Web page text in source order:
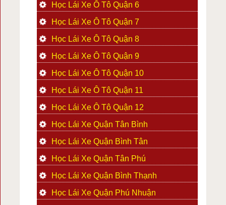
Học Lái Xe Ô Tô Quận 6
Học Lái Xe Ô Tô Quận 7
Học Lái Xe Ô Tô Quận 8
Học Lái Xe Ô Tô Quận 9
Học Lái Xe Ô Tô Quận 10
Học Lái Xe Ô Tô Quận 11
Học Lái Xe Ô Tô Quận 12
Học Lái Xe Quận Tân Bình
Học Lái Xe Quận Bình Tân
Học Lái Xe Quận Tân Phú
Học Lái Xe Quận Bình Thạnh
Học Lái Xe Quận Phú Nhuận